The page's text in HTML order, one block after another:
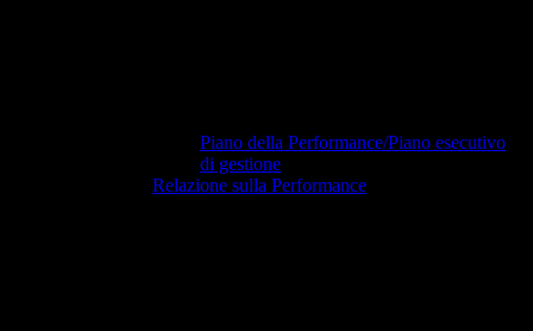
Piano della Performance/Piano esecutivo
di gestione
Relazione sulla Performance